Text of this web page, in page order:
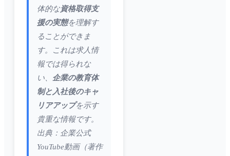
体的な資格取得支
援の実態を理解す
ることができま
す。これは求人情
報では得られな
い、 企業の教育体
制と入社後のキャ
リアアップを示す
貴重な情報です。
出典：企業公式
YouTube動画（著作